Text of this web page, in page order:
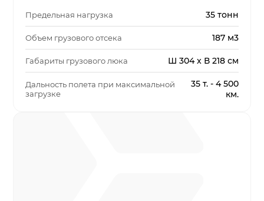
Предельная нагрузка 35 тонн
Объем грузового отсека 187 м3
Габариты грузового люка Ш 304 x В 218 см
Дальность полета при максимальной
загрузке
35 т. - 4 500
км.